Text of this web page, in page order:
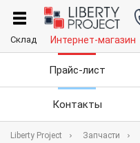
Склад Интернет-магазин
Прайс-лист
Контакты
Liberty Project Запчасти